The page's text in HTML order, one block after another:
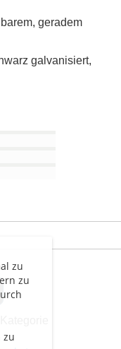
zu
zu
zu
geradem
galvanisiert,